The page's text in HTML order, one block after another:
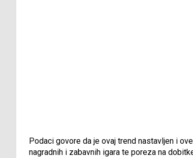
Podaci govore da je ovaj trend nastavljen i
nagradnih i zabavnih igara te poreza na